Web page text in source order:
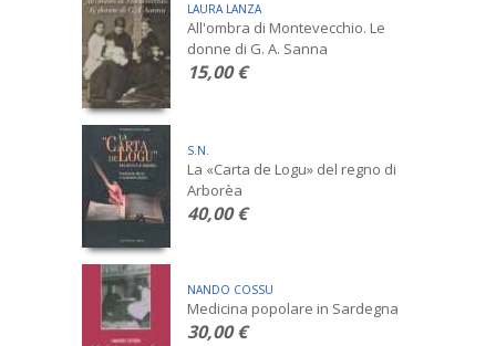
LAURA LANZA
All'ombra di Montevecchio. Le
donne di G. A. Sanna
15,00 €
S.N.
La «Carta de Logu» del regno di
Arborèa
40,00 €
NANDO COSSU
Medicina popolare in Sardegna
30,00 €